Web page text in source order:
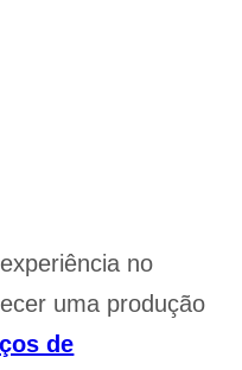
no
uma produção
de